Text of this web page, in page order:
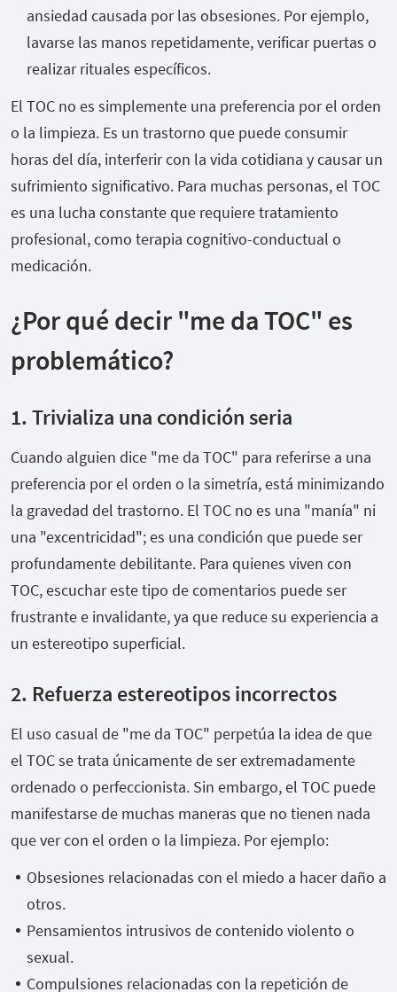
ansiedad causada por las obsesiones. Por ejemplo,
lavarse las manos repetidamente, verificar puertas o
realizar rituales específicos.
El TOC no es simplemente una preferencia por el orden
o la limpieza. Es un trastorno que puede consumir
horas del día, interferir con la vida cotidiana y causar un
sufrimiento significativo. Para muchas personas, el TOC
es una lucha constante que requiere tratamiento
profesional, como terapia cognitivo-conductual o
medicación.
¿Por qué decir "me da TOC" es
problemático?
1. Trivializa una condición seria
Cuando alguien dice "me da TOC" para referirse a una
preferencia por el orden o la simetría, está minimizando
la gravedad del trastorno. El TOC no es una "manía" ni
una "excentricidad"; es una condición que puede ser
profundamente debilitante. Para quienes viven con
TOC, escuchar este tipo de comentarios puede ser
frustrante e invalidante, ya que reduce su experiencia a
un estereotipo superficial.
2. Refuerza estereotipos incorrectos
El uso casual de "me da TOC" perpetúa la idea de que
el TOC se trata únicamente de ser extremadamente
ordenado o perfeccionista. Sin embargo, el TOC puede
manifestarse de muchas maneras que no tienen nada
que ver con el orden o la limpieza. Por ejemplo:
Obsesiones relacionadas con el miedo a hacer daño a
otros.
Pensamientos intrusivos de contenido violento o
sexual.
Compulsiones relacionadas con la repetición de